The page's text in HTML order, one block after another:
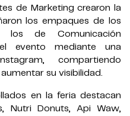
de Marketing crearon la
los empaques de los
los de Comunicación
evento mediante una
compartiendo
su visibilidad.
en la feria destacan
Nutri Donuts, Api Waw,